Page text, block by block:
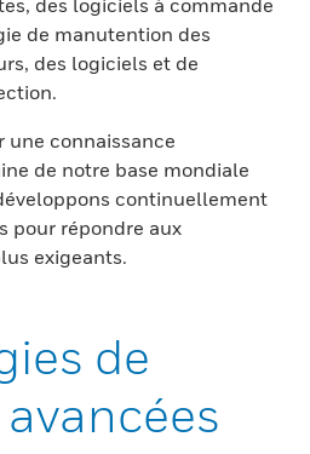
des logiciels à commande
de manutention des
des logiciels et de
une connaissance
de notre base mondiale
continuellement
pour répondre aux
exigeants.
de